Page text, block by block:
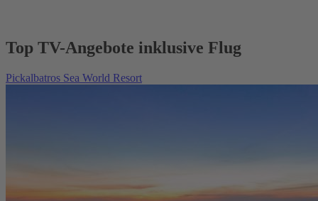
Top TV-Angebote inklusive Flug
Pickalbatros Sea World Resort